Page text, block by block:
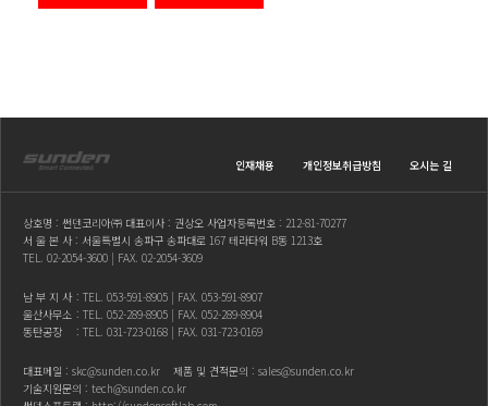
인재채용 개인정보취급방침 오시는 길
상호명 : 썬덴코리아㈜ 대표이사 : 권상오 사업자등록번호 : 212-81-70277
서 울 본 사 : 서울특별시 송파구 송파대로 167 테라타워 B동 1213호
TEL. 02-2054-3600 | FAX. 02-2054-3609
남 부 지 사 : TEL. 053-591-8905 | FAX. 053-591-8907
울산사무소 : TEL. 052-289-8905 | FAX. 052-289-8904
동탄공장
: TEL. 031-723-0168 | FAX. 031-723-0169
대표메일 : skc@sunden.co.kr 제품 및 견적문의 : sales@sunden.co.kr
기술지원문의 : tech@sunden.co.kr